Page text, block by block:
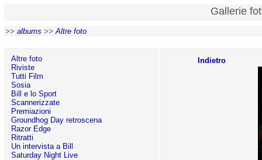
Gallerie
>> albums >>Altre foto
Altre foto
Riviste
Tutti Film
Sosia
Bill e lo Sport
Scannerizzate
Premiazioni
Groundhog Day retroscena
Razor Edge
Ritratti
Un intervista a Bill
Saturday Night Live
Indietro